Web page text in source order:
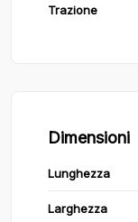
Trazione
Dimensioni
Lunghezza
Larghezza